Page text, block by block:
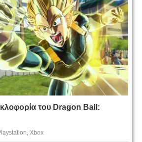
του Dragon Ball:
, Xbox